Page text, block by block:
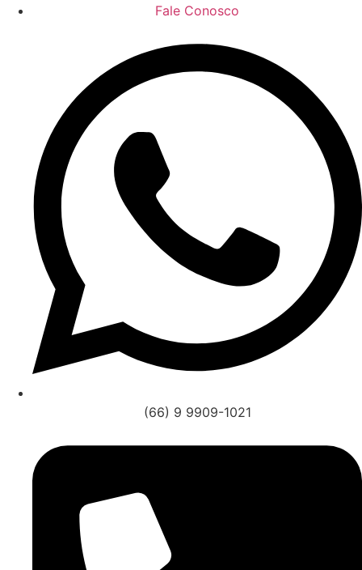
Fale Conosco
(66) 9 9909-1021